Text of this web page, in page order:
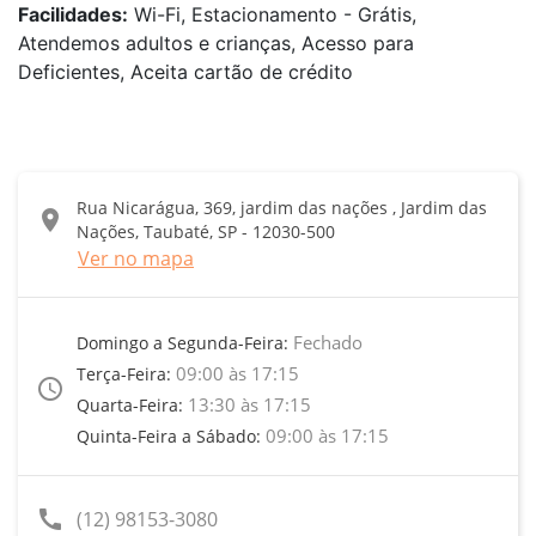
Facilidades: Wi-Fi, Estacionamento - Grátis,
Atendemos adultos e crianças, Acesso para
Deficientes, Aceita cartão de crédito
location_on
Rua Nicarágua, 369, jardim das nações , Jardim das
Nações, Taubaté, SP - 12030-500
Ver no mapa
access_time
Domingo a Segunda-Feira: Fechado
Terça-Feira: 09:00 às 17:15
Quarta-Feira: 13:30 às 17:15
Quinta-Feira a Sábado: 09:00 às 17:15
call (12) 98153-3080